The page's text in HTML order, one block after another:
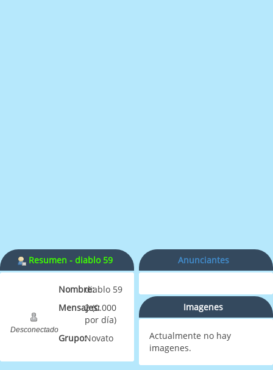
Resumen - diablo 59
Desconectado
Nombre:diablo 59
Mensajes:2 (0.000
por día)
Grupo:Novato
Anunciantes
Imagenes
Actualmente no hay
imagenes.